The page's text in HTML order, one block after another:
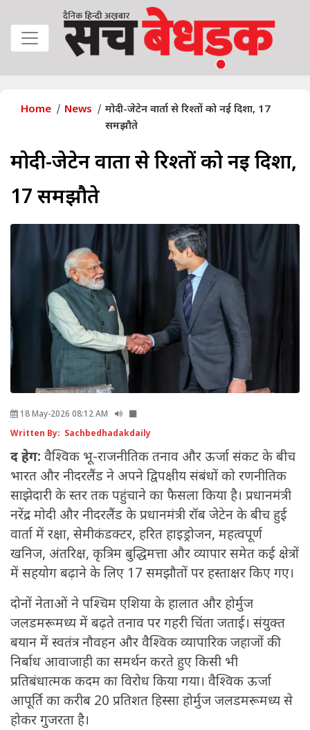
Home News
मोदी-जेटेन वार्ता से रिश्तों को नई दिशा, 17
समझौते
मोदी-जेटेन वार्ता से रिश्तों को नई दिशा,
17 समझौते
18 May-2026 08:12 AM
Written By: Sachbedhadakdaily
द हेग: वैश्विक भू-राजनीतिक तनाव और ऊर्जा संकट के बीच
भारत और नीदरलैंड ने अपने द्विपक्षीय संबंधों को रणनीतिक
साझेदारी के स्तर तक पहुंचाने का फैसला किया है। प्रधानमंत्री
नरेंद्र मोदी और नीदरलैंड के प्रधानमंत्री रॉब जेटेन के बीच हुई
वार्ता में रक्षा, सेमीकंडक्टर, हरित हाइड्रोजन, महत्वपूर्ण
खनिज, अंतरिक्ष, कृत्रिम बुद्धिमत्ता और व्यापार समेत कई क्षेत्रों
में सहयोग बढ़ाने के लिए 17 समझौतों पर हस्ताक्षर किए गए।
दोनों नेताओं ने पश्चिम एशिया के हालात और होर्मुज
जलडमरूमध्य में बढ़ते तनाव पर गहरी चिंता जताई। संयुक्त
बयान में स्वतंत्र नौवहन और वैश्विक व्यापारिक जहाजों की
निर्बाध आवाजाही का समर्थन करते हुए किसी भी
प्रतिबंधात्मक कदम का विरोध किया गया। वैश्विक ऊर्जा
आपूर्ति का करीब 20 प्रतिशत हिस्सा होर्मुज जलडमरूमध्य से
होकर गुजरता है।